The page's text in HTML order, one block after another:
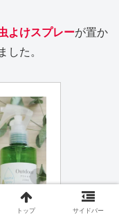
よけスプレーが置か
した。
トップ サイドバー